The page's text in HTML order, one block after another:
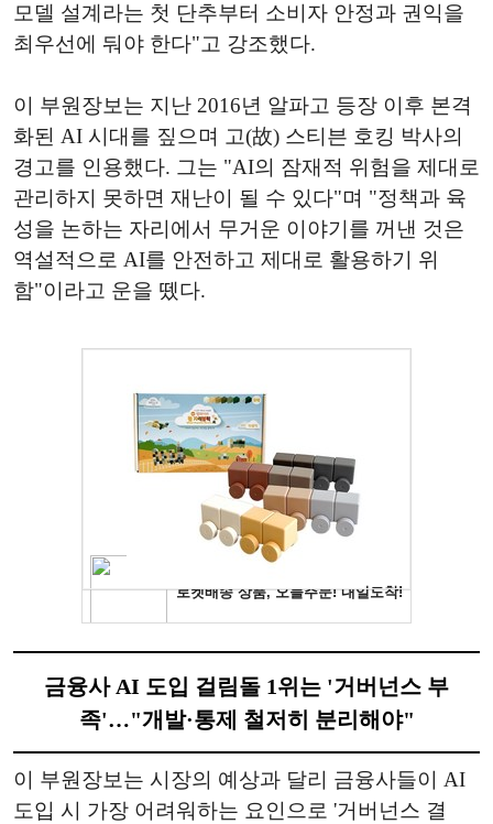
모델 설계라는 첫 단추부터 소비자 안정과 권익을
최우선에 둬야 한다"고 강조했다.
이 부원장보는 지난 2016년 알파고 등장 이후 본격
화된 AI 시대를 짚으며 고(故) 스티븐 호킹 박사의
경고를 인용했다. 그는 "AI의 잠재적 위험을 제대로
관리하지 못하면 재난이 될 수 있다"며 "정책과 육
성을 논하는 자리에서 무거운 이야기를 꺼낸 것은
역설적으로 AI를 안전하고 제대로 활용하기 위
함"이라고 운을 뗐다.
금융사 AI 도입 걸림돌 1위는 '거버넌스 부
족'…"개발·통제 철저히 분리해야"
이 부원장보는 시장의 예상과 달리 금융사들이 AI
도입 시 가장 어려워하는 요인으로 '거버넌스 결